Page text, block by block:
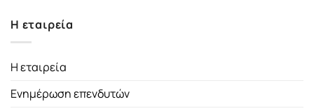
Η εταιρεία
Η εταιρεία
Ενημέρωση επενδυτών